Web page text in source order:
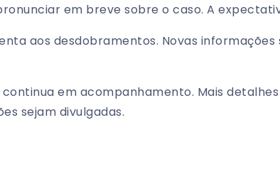
em breve sobre o caso. A
aos desdobramentos. Novas
em acompanhamento. Mais
sejam divulgadas.